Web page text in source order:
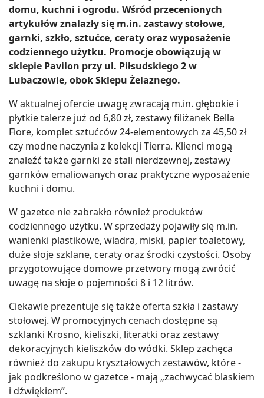
domu, kuchni i ogrodu. Wśród przecenionych
artykułów znalazły się m.in. zastawy stołowe,
garnki, szkło, sztućce, ceraty oraz wyposażenie
codziennego użytku. Promocje obowiązują w
sklepie Pavilon przy ul. Piłsudskiego 2 w
Lubaczowie, obok Sklepu Żelaznego.
W aktualnej ofercie uwagę zwracają m.in. głębokie i
płytkie talerze już od 6,80 zł, zestawy filiżanek Bella
Fiore, komplet sztućców 24-elementowych za 45,50 zł
czy modne naczynia z kolekcji Tierra. Klienci mogą
znaleźć także garnki ze stali nierdzewnej, zestawy
garnków emaliowanych oraz praktyczne wyposażenie
kuchni i domu.
W gazetce nie zabrakło również produktów
codziennego użytku. W sprzedaży pojawiły się m.in.
wanienki plastikowe, wiadra, miski, papier toaletowy,
duże słoje szklane, ceraty oraz środki czystości. Osoby
przygotowujące domowe przetwory mogą zwrócić
uwagę na słoje o pojemności 8 i 12 litrów.
Ciekawie prezentuje się także oferta szkła i zastawy
stołowej. W promocyjnych cenach dostępne są
szklanki Krosno, kieliszki, literatki oraz zestawy
dekoracyjnych kieliszków do wódki. Sklep zachęca
również do zakupu kryształowych zestawów, które -
jak podkreślono w gazetce - mają „zachwycać blaskiem
i dźwiękiem”.